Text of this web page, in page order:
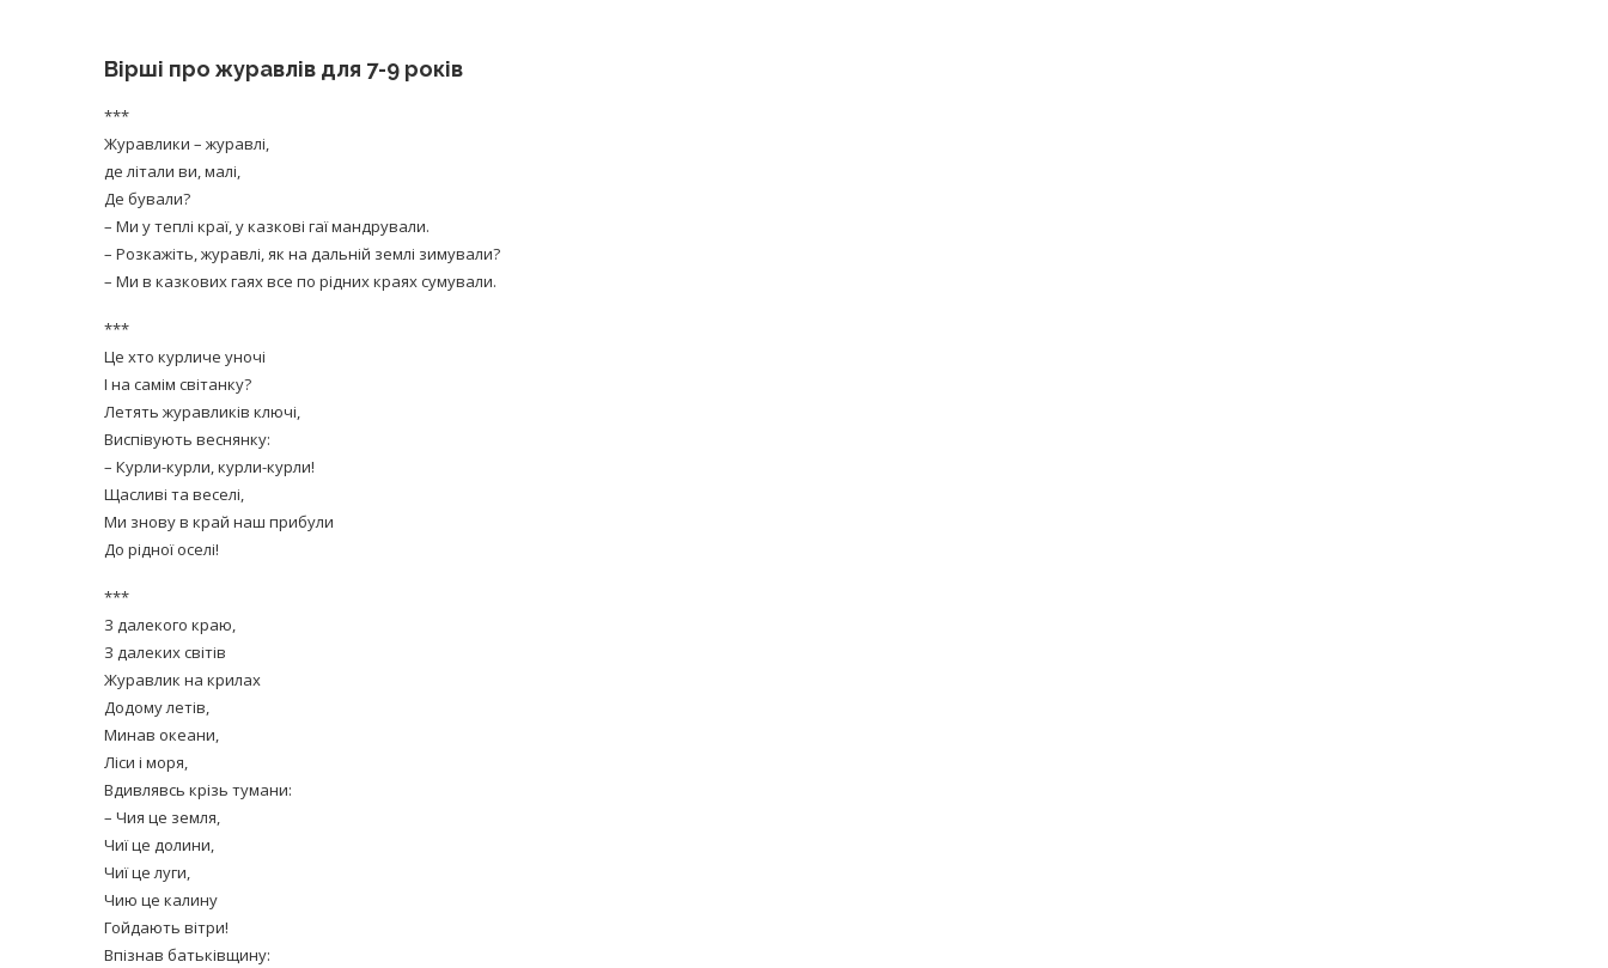
Вірші про журавлів для 7-9 років
***
Журавлики – журавлі,
де літали ви, малі,
Де бували?
– Ми у теплі краї, у казкові гаї мандрували.
– Розкажіть, журавлі, як на дальній землі зимували?
– Ми в казкових гаях все по рідних краях сумували.
***
Це хто курличе уночі
І на самім світанку?
Летять журавликів ключі,
Виспівують веснянку:
– Курли-курли, курли-курли!
Щасливі та веселі,
Ми знову в край наш прибули
До рідної оселі!
***
З далекого краю,
З далеких світів
Журавлик на крилах
Додому летів,
Минав океани,
Ліси і моря,
Вдивлявсь крізь тумани:
– Чия це земля,
Чиї це долини,
Чиї це луги,
Чию це калину
Гойдають вітри!
Впізнав батьківщину: